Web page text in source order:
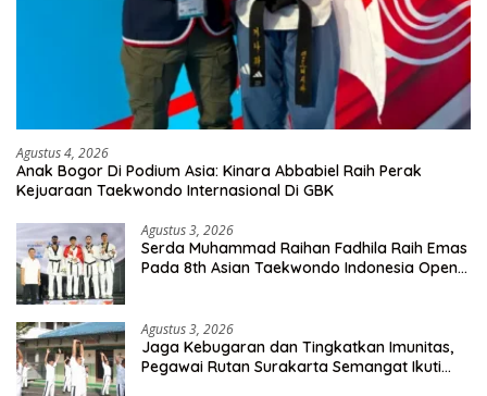
Agustus 4, 2026
Anak Bogor Di Podium Asia: Kinara Abbabiel Raih Perak
Kejuaraan Taekwondo Internasional Di GBK
Agustus 3, 2026
Serda Muhammad Raihan Fadhila Raih Emas
Pada 8th Asian Taekwondo Indonesia Open
Agustus 3, 2026
Jaga Kebugaran dan Tingkatkan Imunitas,
Pegawai Rutan Surakarta Semangat Ikuti